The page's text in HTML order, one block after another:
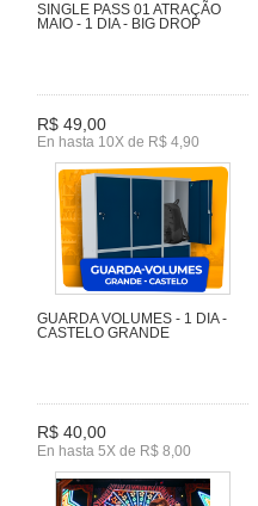
SINGLE PASS 01 ATRAÇÃO
MAIO - 1 DIA - BIG DROP
R$ 49,00
En hasta 10X de R$ 4,90
GUARDA VOLUMES - 1 DIA -
CASTELO GRANDE
R$ 40,00
En hasta 5X de R$ 8,00